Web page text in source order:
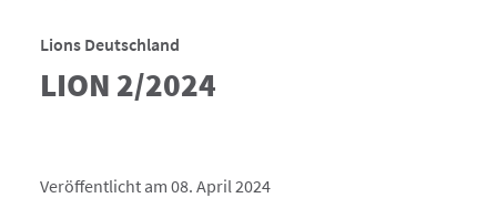
Lions Deutschland
LION 2/2024
Veröffentlicht am 08. April 2024